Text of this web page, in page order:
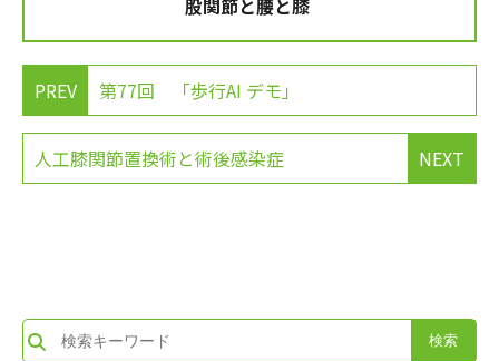
股関節と腰と膝
PREV 第77回 「歩行AI デモ」
NEXT
人工膝関節置換術と術後感染症